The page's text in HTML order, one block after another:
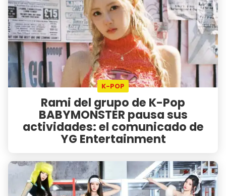
K-POP
Rami del grupo de K-Pop
BABYMONSTER pausa sus
actividades: el comunicado de
YG Entertainment